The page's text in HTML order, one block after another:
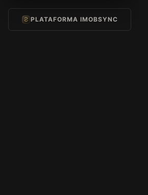
PLATAFORMA IMOBSYNC